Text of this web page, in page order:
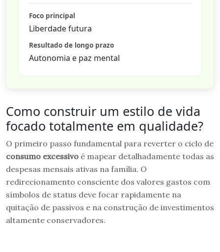
Foco principal
Liberdade futura
Resultado de longo prazo
Autonomia e paz mental
Como construir um estilo de vida
focado totalmente em qualidade?
O primeiro passo fundamental para reverter o ciclo de
consumo excessivo é mapear detalhadamente todas as
despesas mensais ativas na família. O
redirecionamento consciente dos valores gastos com
símbolos de status deve focar rapidamente na
quitação de passivos e na construção de investimentos
altamente conservadores.